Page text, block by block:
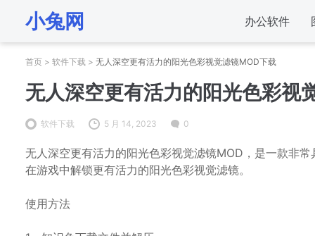
小兔网 办公软件
首页 > 软件下载 > 无人深空更有活力的阳光色彩视觉滤镜MOD下载
无人深空更有活力的阳光色彩视
软件下载 5 月 14, 2023 0
无人深空更有活力的阳光色彩视觉滤镜MOD，是一款非常
在游戏中解锁更有活力的阳光色彩视觉滤镜。
使用方法